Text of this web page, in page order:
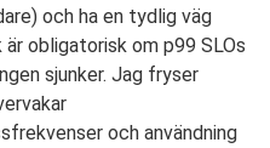
och ha en tydlig väg
obligatorisk om p99 SLOs
sjunker. Jag fryser
och användning